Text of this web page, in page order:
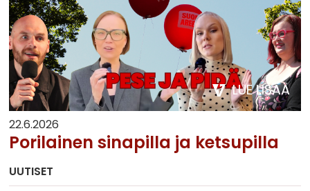
LUE LISÄÄ
22.6.2026
Porilainen sinapilla ja ketsupilla
UUTISET